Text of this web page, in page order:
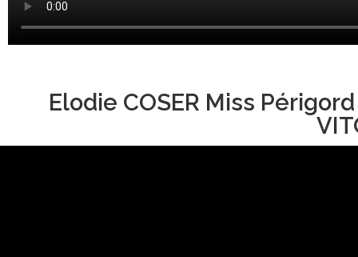
Elodie COSER Miss